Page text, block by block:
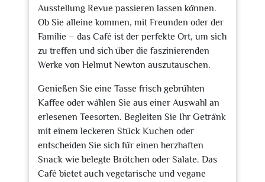
Ausstellung Revue passieren lassen können.
Ob Sie alleine kommen, mit Freunden oder der
Familie – das Café ist der perfekte Ort, um sich
zu treffen und sich über die faszinierenden
Werke von Helmut Newton auszutauschen.
Genießen Sie eine Tasse frisch gebrühten
Kaffee oder wählen Sie aus einer Auswahl an
erlesenen Teesorten. Begleiten Sie Ihr Getränk
mit einem leckeren Stück Kuchen oder
entscheiden Sie sich für einen herzhaften
Snack wie belegte Brötchen oder Salate. Das
Café bietet auch vegetarische und vegane